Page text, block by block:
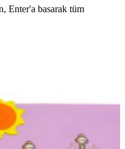
Enter'a basarak tüm